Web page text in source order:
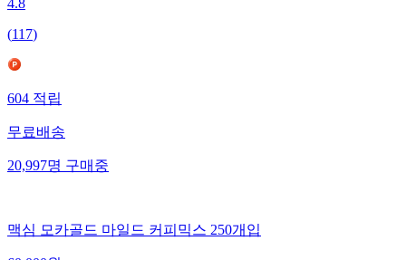
4.8
(117)
604적립
무료배송
20,997명구매중
맥심 모카골드 마일드 커피믹스 250개입